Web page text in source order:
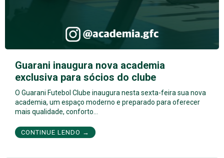
Guarani inaugura nova academia
exclusiva para sócios do clube
O Guarani Futebol Clube inaugura nesta sexta-feira sua nova
academia, um espaço moderno e preparado para oferecer
mais qualidade, conforto…
CONTINUE LENDO →